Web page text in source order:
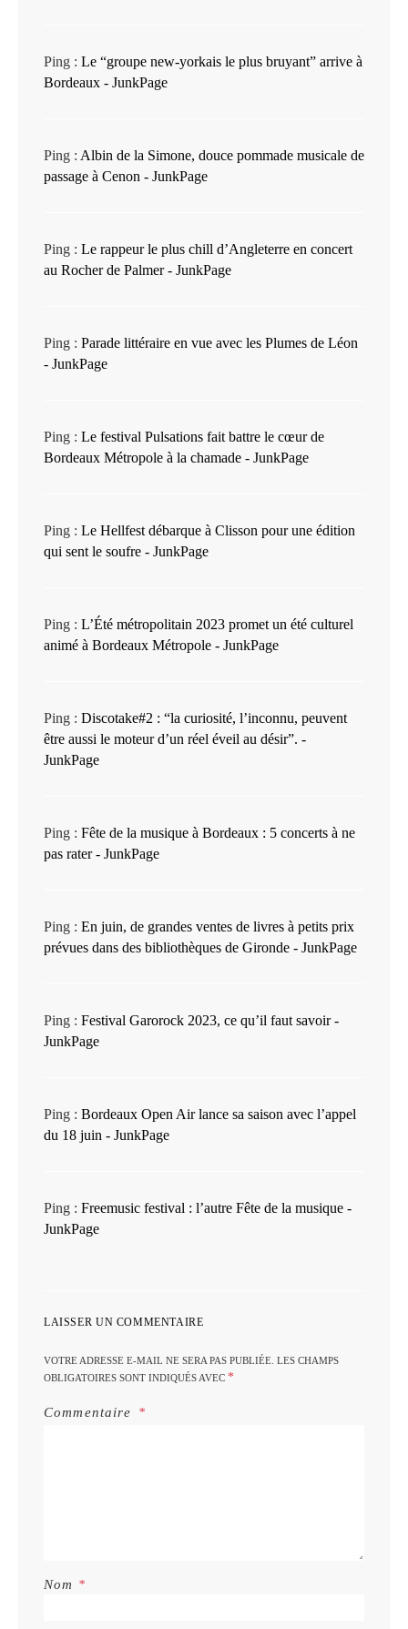
Ping : Le “groupe new-yorkais le plus bruyant” arrive à
Bordeaux - JunkPage
Ping : Albin de la Simone, douce pommade musicale de
passage à Cenon - JunkPage
Ping : Le rappeur le plus chill d’Angleterre en concert
au Rocher de Palmer - JunkPage
Ping : Parade littéraire en vue avec les Plumes de Léon
- JunkPage
Ping : Le festival Pulsations fait battre le cœur de
Bordeaux Métropole à la chamade - JunkPage
Ping : Le Hellfest débarque à Clisson pour une édition
qui sent le soufre - JunkPage
Ping : L’Été métropolitain 2023 promet un été culturel
animé à Bordeaux Métropole - JunkPage
Ping : Discotake#2 : “la curiosité, l’inconnu, peuvent
être aussi le moteur d’un réel éveil au désir”. -
JunkPage
Ping : Fête de la musique à Bordeaux : 5 concerts à ne
pas rater - JunkPage
Ping : En juin, de grandes ventes de livres à petits prix
prévues dans des bibliothèques de Gironde - JunkPage
Ping : Festival Garorock 2023, ce qu’il faut savoir -
JunkPage
Ping : Bordeaux Open Air lance sa saison avec l’appel
du 18 juin - JunkPage
Ping : Freemusic festival : l’autre Fête de la musique -
JunkPage
LAISSER UN COMMENTAIRE
VOTRE ADRESSE E-MAIL NE SERA PAS PUBLIÉE. LES CHAMPS
OBLIGATOIRES SONT INDIQUÉS AVEC *
Commentaire
Nom *